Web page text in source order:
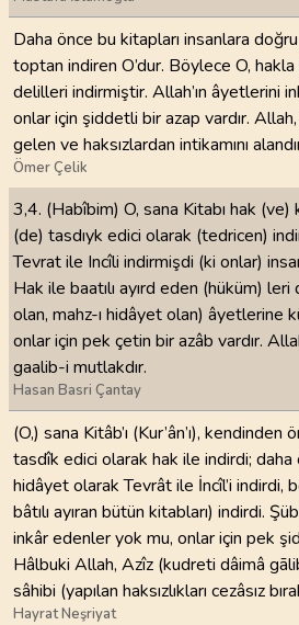
Daha önce bu kitapları insanlara
toptan indiren O’dur. Böylece O, hakla
delilleri indirmiştir. Allah’ın âyetlerini
onlar için şiddetli bir azap vardır.
gelen ve haksızlardan inti­ka­mını
Ömer Çelik
3,4. (Habîbim) O, sana Kitabı hak
(de) tasdıyk edici olarak (tedricen)
Tevrat ile Incîli indirmişdi (ki onlar)
Hak ile baatılı ayırd eden (hüküm)
olan, mahz-ı hidâyet olan) âyetlerine
onlar için pek çetin bir azâb vardır.
gaalib-i mutlakdır.
Hasan Basri Çantay
(O,) sana Kitâb’ı (Kur’ân’ı),
tasdîk edici olarak hak ile indirdi; daha
hidâyet olarak Tevrât ile İncîl’i indirdi,
bâtılı ayıran bütün kitabları) indirdi.
inkâr edenler yok mu, onlar için pek
Hâlbuki Allah, Azîz (kudreti dâimâ
sâhibi (yapılan haksızlıkları cezâsız
Hayrat Neşriyat